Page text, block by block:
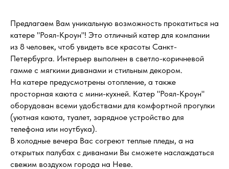
Предлагаем Вам уникальную возможность прокатиться на
катере "Роял-Кроун"! Это отличный катер для компании
из 8 человек, чтоб увидеть все красоты Санкт-
Петербурга. Интерьер выполнен в светло-коричневой
гамме с мягкими диванами и стильным декором.
На катере предусмотрены отопление, а также
просторная каюта с мини-кухней. Катер "Роял-Кроун"
оборудован всеми удобствами для комфортной прогулки
(уютная каюта, туалет, зарядное устройство для
телефона или ноутбука).
В холодные вечера Вас согреют теплые пледы, а на
открытых палубах с диванами Вы сможете наслаждаться
свежим воздухом города на Неве.